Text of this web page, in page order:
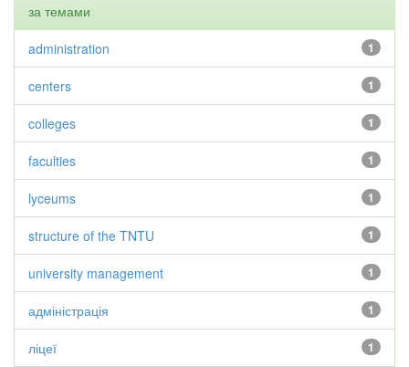
за темами
1
administration
1
centers
1
colleges
1
faculties
1
lyceums
1
structure of the TNTU
1
university management
1
адміністрація
1
ліцеї